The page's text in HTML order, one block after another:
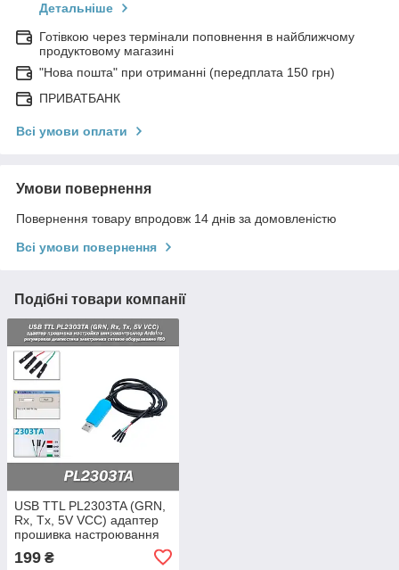
Детальніше
Готівкою через термінали поповнення в найближчому
продуктовому магазині
"Нова пошта" при отриманні (передплата 150 грн)
ПРИВАТБАНК
Всі умови оплати
Умови повернення
Повернення товару впродовж 14 днів за домовленістю
Всі умови повернення
Подібні товари компанії
USB TTL PL2303TA (GRN,
Rx, Tx, 5V VCC) адаптер
прошивка настроювання
регулювання діагност
199 ₴